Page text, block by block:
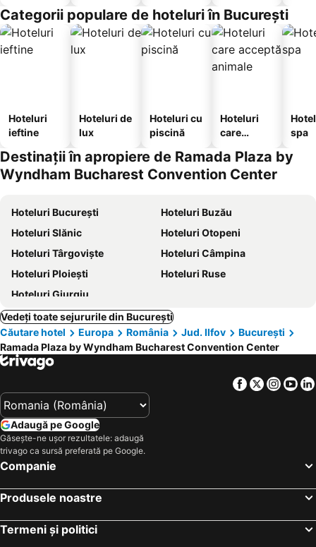
Categorii populare de hoteluri în București
Hoteluri
ieftine
Hoteluri de
lux
Hoteluri cu
piscină
Hoteluri
care
animale
spa
Destinații în apropiere de Ramada Plaza by
Wyndham Bucharest Convention Center
Hoteluri București
Hoteluri Buzău
Hoteluri Slănic
Hoteluri Otopeni
Hoteluri Târgoviște
Hoteluri Câmpina
Hoteluri Ploiești
Hoteluri Ruse
Hoteluri Giurgiu
Vedeți toate sejururile din București
Căutare hotel
Europa România Jud. Ilfov
București
Ramada Plaza by Wyndham Bucharest Convention Center
Facebook
Twitter
Adaugă pe Google
Găsește-ne ușor rezultatele: adaugă
trivago ca sursă preferată pe Google.
Companie
Produsele noastre
Termeni și politici